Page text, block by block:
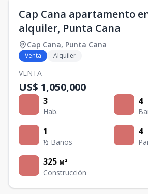
Cap Cana apartamento
alquiler, Punta Cana
Cap Cana, Punta Cana
Venta Alquiler
VENTA
US$ 1,050,000
3
Hab.
4
1
½ Baños
4
325 M²
Construcción